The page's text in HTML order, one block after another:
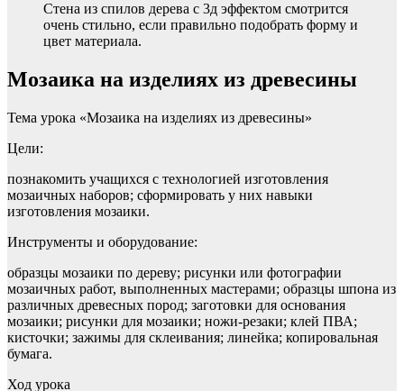
Стена из спилов дерева с 3д эффектом смотрится
очень стильно, если правильно подобрать форму и
цвет материала.
Мозаика на изделиях из древесины
Тема урока «Мозаика на изделиях из древесины»
Цели:
познакомить учащихся с технологией изготовления
мозаичных наборов; сформировать у них навыки
изготовления мозаики.
Инструменты и оборудование:
образцы мозаики по дереву; ри­сунки или фотографии
мозаичных работ, выполненных масте­рами; образцы шпона из
различных древесных пород; заготовки для основания
мозаики; рисунки для мозаики; ножи-резаки; клей ПВА;
кисточки; зажимы для склеивания; линейка; копировальная
бумага.
Ход урока